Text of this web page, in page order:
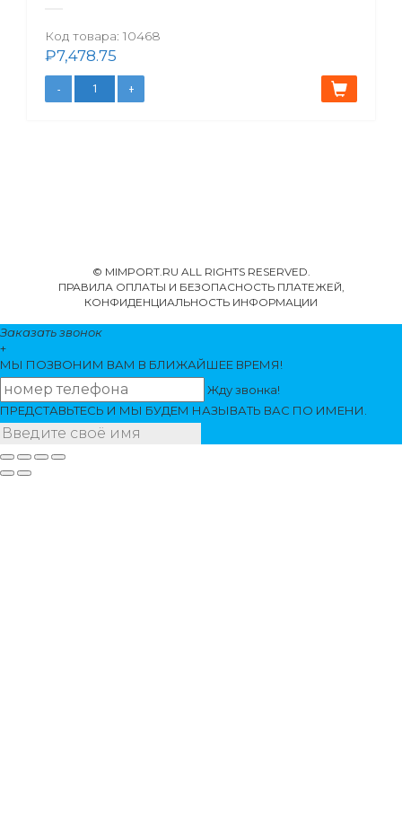
Код товара: 10468
₽7,478.75
© MIMPORT.RU ALL RIGHTS RESERVED.
ПРАВИЛА ОПЛАТЫ И БЕЗОПАСНОСТЬ ПЛАТЕЖЕЙ,
КОНФИДЕНЦИАЛЬНОСТЬ ИНФОРМАЦИИ
Заказать звонок
+
МЫ ПОЗВОНИМ ВАМ В БЛИЖАЙШЕЕ ВРЕМЯ!
Жду звонка!
ПРЕДСТАВЬТЕСЬ И МЫ БУДЕМ НАЗЫВАТЬ ВАС ПО ИМЕНИ.